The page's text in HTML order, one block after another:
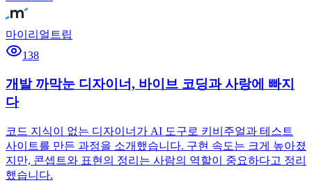
마이리얼트립
138
개발 까막눈 디자이너, 바이브 코딩과 사랑에 빠지
다
코드 지식이 없는 디자이너가 AI 도구로 키비주얼과 테스트
사이트를 만든 과정을 소개했습니다. 구현 속도는 크게 높아졌
지만, 콘셉트와 표현의 정리는 사람의 역할이 중요하다고 정리
했습니다.